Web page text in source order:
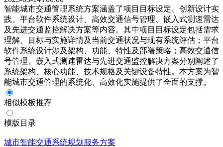
智能城市交通管理系统方案涵盖了项目目标设定、创新设计实
践、平台软件系统设计、高效交通信号管理、嵌入式测速雷达
及先进交通监控解决方案等内容。其中项目目标设定包括需求
理解、目标与实施详情及当前交通状况与现有系统评估；平台
软件系统设计涉及架构、功能、特性及部署策略；高效交通信
号管理、嵌入式测速雷达与先进交通监控解决方案分别阐述了
系统架构、核心功能、技术规格及关键设备特性。本方案为智
能城市交通管理的系统化、高效化实施提供了全面的支撑。
相似模板推荐
模版目录
城市智能交通系统规划服务方案